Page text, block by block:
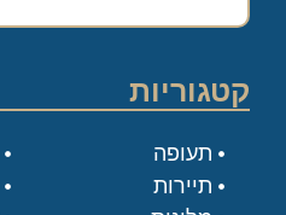
קטגוריות
תעופה
תיירות